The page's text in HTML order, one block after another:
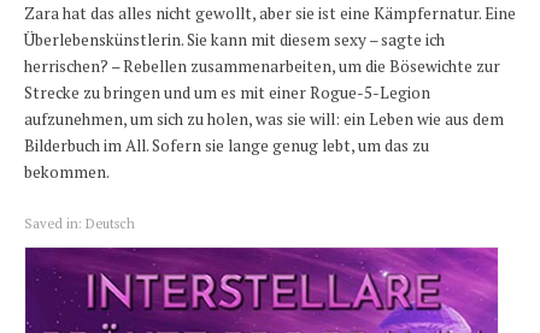
Zara hat das alles nicht gewollt, aber sie ist eine Kämpfernatur. Eine
Überlebenskünstlerin. Sie kann mit diesem sexy – sagte ich
herrischen? – Rebellen zusammenarbeiten, um die Bösewichte zur
Strecke zu bringen und um es mit einer Rogue-5-Legion
aufzunehmen, um sich zu holen, was sie will: ein Leben wie aus dem
Bilderbuch im All. Sofern sie lange genug lebt, um das zu
bekommen.
Saved in: Deutsch